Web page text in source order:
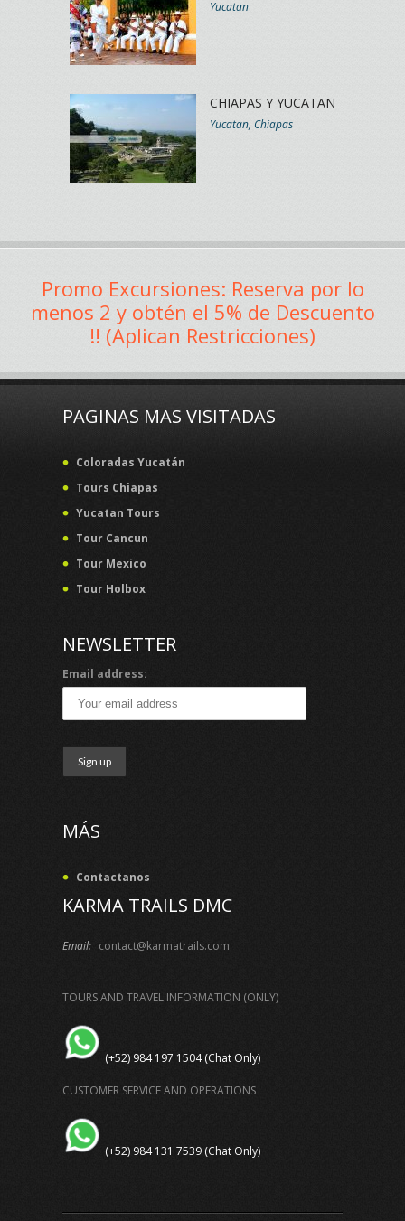
Yucatan
CHIAPAS Y YUCATAN
Yucatan, Chiapas
Promo Excursiones: Reserva por lo
menos 2 y obtén el 5% de Descuento
!! (Aplican Restricciones)
PAGINAS MAS VISITADAS
Coloradas Yucatán
Tours Chiapas
Yucatan Tours
Tour Cancun
Tour Mexico
Tour Holbox
NEWSLETTER
Email address:
MÁS
Contactanos
KARMA TRAILS DMC
Email: contact@karmatrails.com
TOURS AND TRAVEL INFORMATION (ONLY)
(+52) 984 197 1504 (Chat Only)
CUSTOMER SERVICE AND OPERATIONS
(+52) 984 131 7539 (Chat Only)